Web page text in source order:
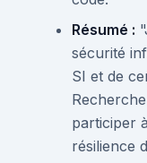
Résumé :
sécurité
SI et de
participer
résilience